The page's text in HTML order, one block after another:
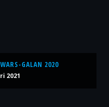
GALAN 2020
2021